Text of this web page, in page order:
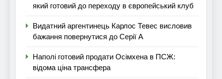
який готовий до переходу в європейський клуб
Видатний аргентинець Карлос Тевес висловив
бажання повернутися до Серії А
Наполі готовий продати Осімхена в ПСЖ:
відома ціна трансфера